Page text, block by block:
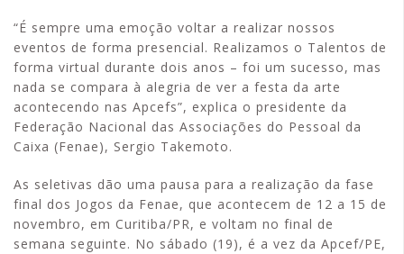
“É sempre uma emoção voltar a realizar nossos
eventos de forma presencial. Realizamos o Talentos de
forma virtual durante dois anos – foi um sucesso, mas
nada se compara à alegria de ver a festa da arte
acontecendo nas Apcefs”, explica o presidente da
Federação Nacional das Associações do Pessoal da
Caixa (Fenae), Sergio Takemoto.
As seletivas dão uma pausa para a realização da fase
final dos Jogos da Fenae, que acontecem de 12 a 15 de
novembro, em Curitiba/PR, e voltam no final de
semana seguinte. No sábado (19), é a vez da Apcef/PE,